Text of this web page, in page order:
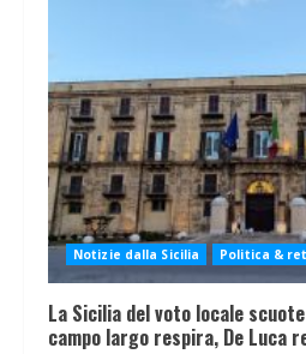
Notizie dalla Sicilia Politica &
La Sicilia del voto locale
campo largo respira, De Luca